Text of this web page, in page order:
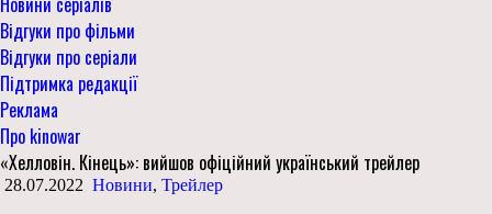
Відгуки про фільми
Відгуки про серіали
Підтримка редакції
Реклама
Про kinowar
«Хелловін. Кінець»: вийшов офіційний український трейлер
28.07.2022 Новини, Трейлер